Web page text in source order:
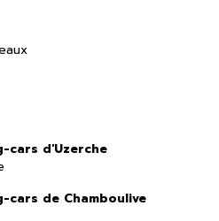
cars d'Uzerche
cars de Chamboulive